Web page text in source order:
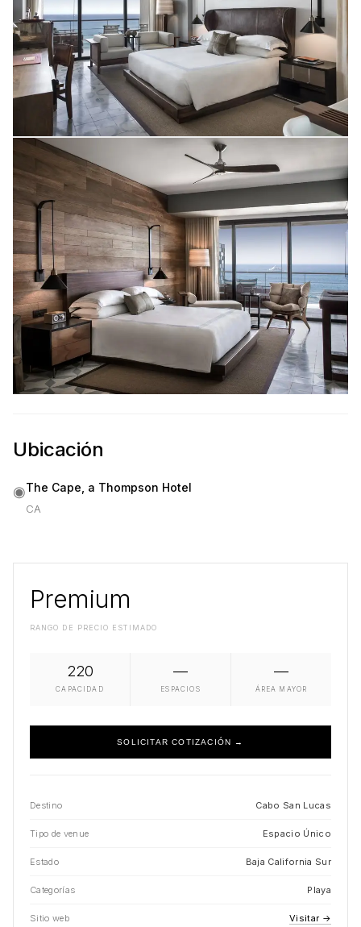
Ubicación
◉The Cape, a Thompson Hotel
CA
Premium
RANGO DE PRECIO ESTIMADO
220
CAPACIDAD
—
ESPACIOS
—
ÁREA MAYOR
SOLICITAR COTIZACIÓN →
Destino Cabo San Lucas
Tipo de venue Espacio Único
Estado Baja California Sur
Categorías Playa
Sitio web Visitar →